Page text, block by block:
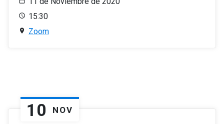
15:30
Zoom
10 NOV